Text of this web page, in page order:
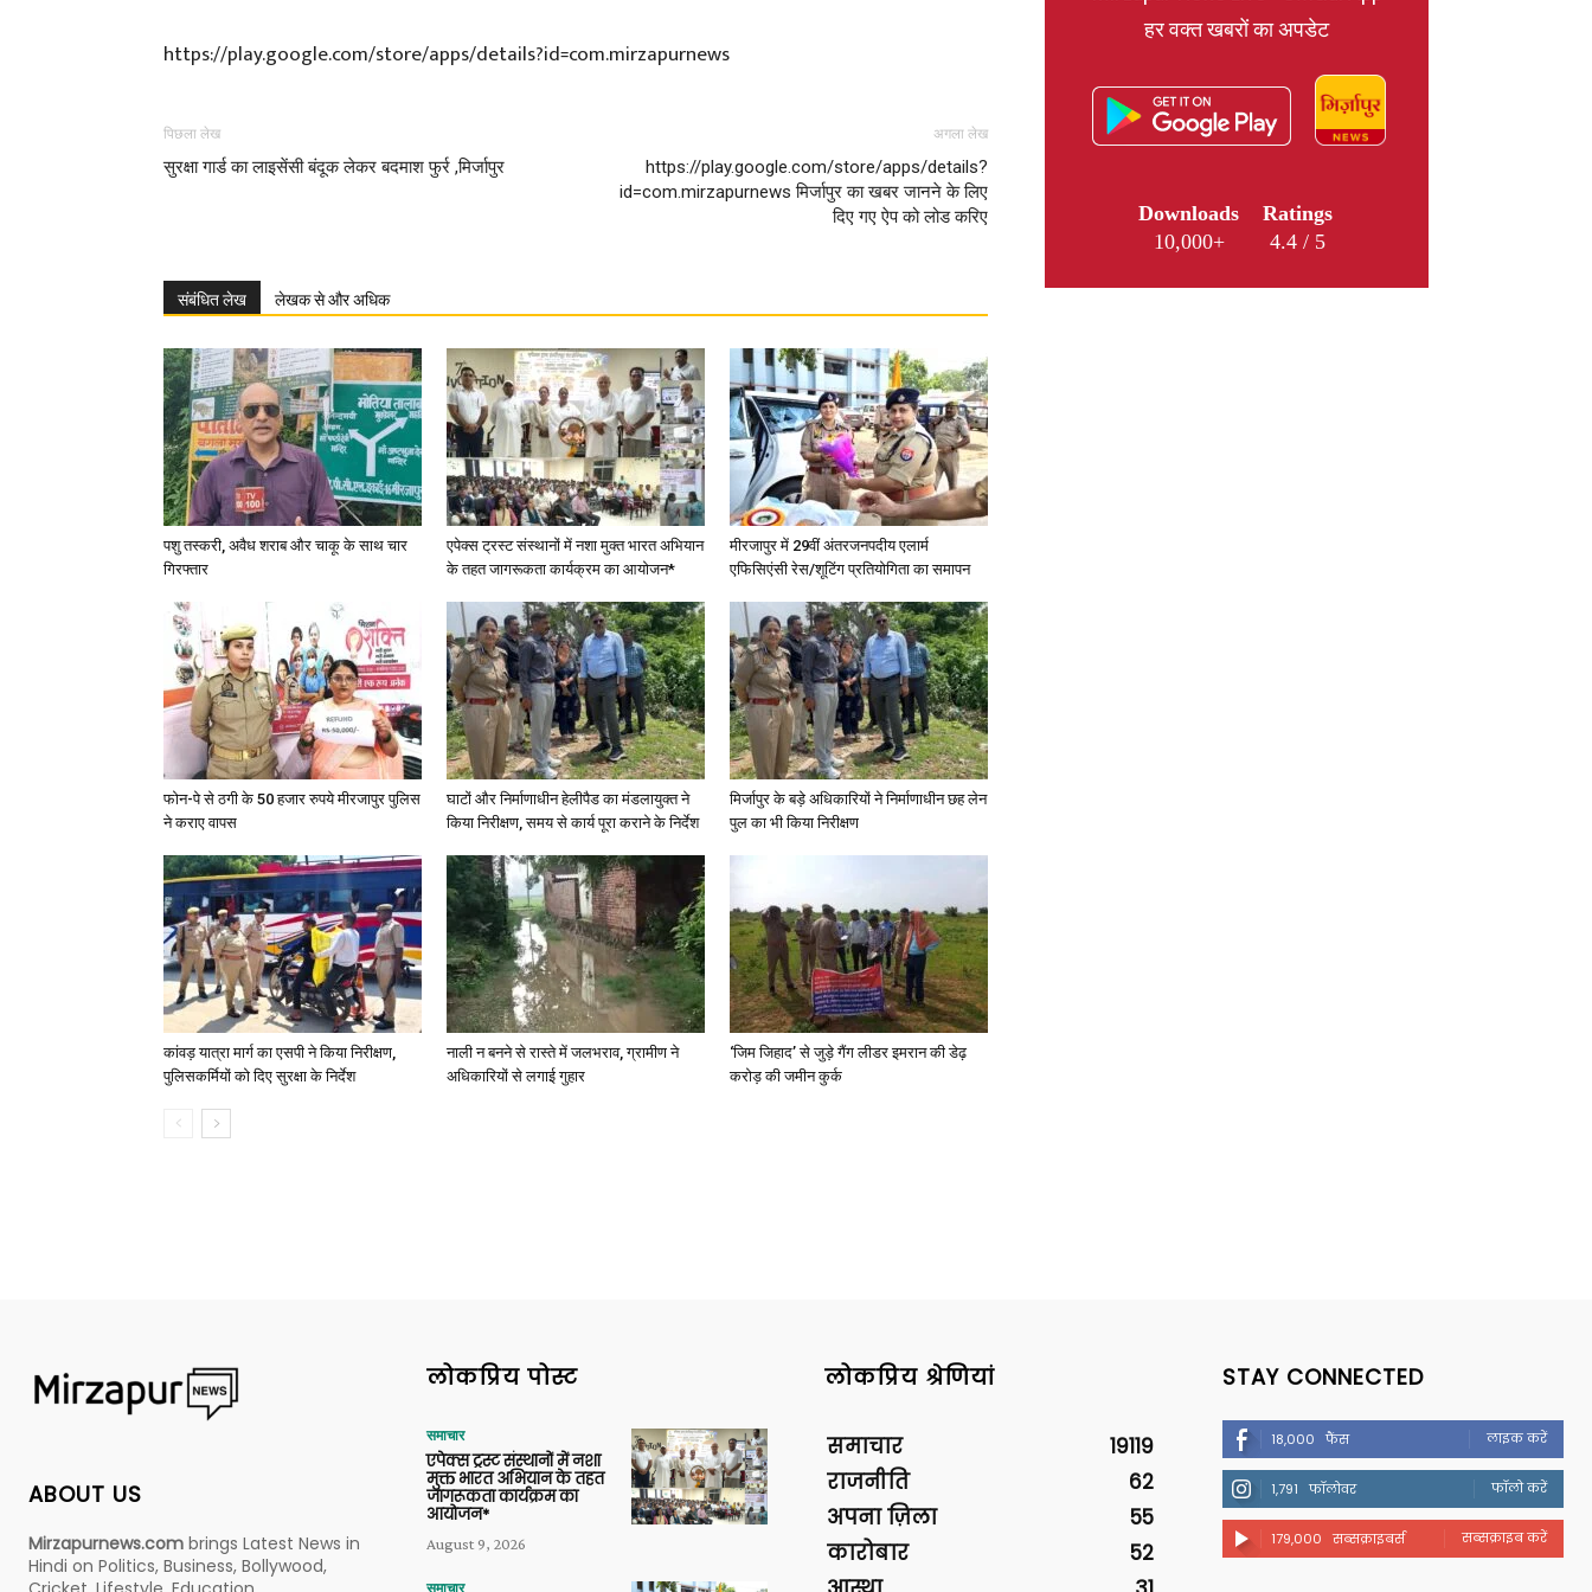
News
in
Hindi,
Today
Hindi
Paper
https://play.google.com/store/apps/details?id=com.mirzapurnews
पिछला लेख
सुरक्षा गार्ड का लाइसेंसी बंदूक लेकर बदमाश फुर्र ,मिर्जापुर
अगला लेख
https://play.google.com/store/apps/details?
id=com.mirzapurnews मिर्जापुर का खबर जानने के लिए
दिए गए ऐप को लोड करिए
संबंधित लेख लेखक से और अधिक
पशु तस्करी, अवैध शराब और चाकू के साथ चार
गिरफ्तार
एपेक्स ट्रस्ट संस्थानों में नशा मुक्त भारत अभियान
के तहत जागरूकता कार्यक्रम का आयोजन*
मीरजापुर में 29वीं अंतरजनपदीय एलार्म
एफिसिएंसी रेस/शूटिंग प्रतियोगिता का समापन
फोन-पे से ठगी के 50 हजार रुपये मीरजापुर पुलिस
ने कराए वापस
घाटों और निर्माणाधीन हेलीपैड का मंडलायुक्त ने
किया निरीक्षण, समय से कार्य पूरा कराने के निर्देश
मिर्जापुर के बड़े अधिकारियों ने निर्माणाधीन छह लेन
पुल का भी किया निरीक्षण
कांवड़ यात्रा मार्ग का एसपी ने किया निरीक्षण,
पुलिसकर्मियों को दिए सुरक्षा के निर्देश
नाली न बनने से रास्ते में जलभराव, ग्रामीण ने
अधिकारियों से लगाई गुहार
‘जिम जिहाद’ से जुड़े गैंग लीडर इमरान की डेढ़
करोड़ की जमीन कुर्क
हर वक्त खबरों का अपडेट
Downloads
10,000+
Ratings
4.4 / 5
ABOUT US
Mirzapurnews.com brings Latest News in
Hindi on Politics, Business, Bollywood,
लोकप्रिय पोस्ट
समाचार
एपेक्स ट्रस्ट संस्थानों में नशा
मुक्त भारत अभियान के तहत
जागरूकता कार्यक्रम का
आयोजन*
August 9, 2026
समाचार
लोकप्रिय श्रेणियां
समाचार
19119
राजनीति
62
अपना ज़िला
55
कारोबार
52
STAY CONNECTED
18,000 फैंस लाइक करें
1,791 फॉलोवर फॉलो करें
179,000 सब्सक्राइबर्स सब्सक्राइब करें